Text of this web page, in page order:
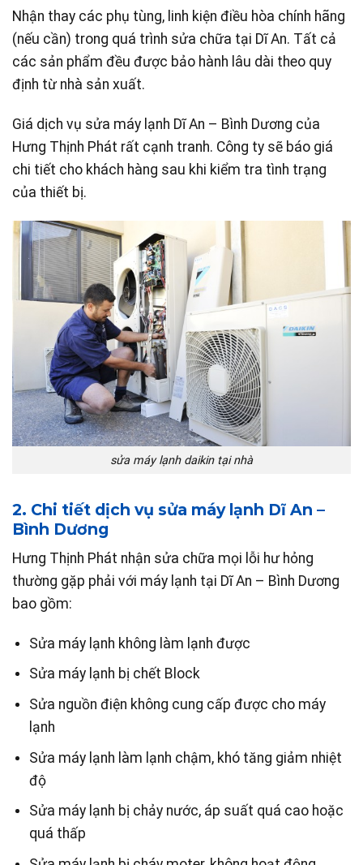
Nhận thay các phụ tùng, linh kiện điều hòa chính hãng
(nếu cần) trong quá trình sửa chữa tại Dĩ An. Tất cả
các sản phẩm đều được bảo hành lâu dài theo quy
định từ nhà sản xuất.
Giá dịch vụ sửa máy lạnh Dĩ An – Bình Dương của
Hưng Thịnh Phát rất cạnh tranh. Công ty sẽ báo giá
chi tiết cho khách hàng sau khi kiểm tra tình trạng
của thiết bị.
sửa máy lạnh daikin tại nhà
2. Chi tiết dịch vụ sửa máy lạnh Dĩ An –
Bình Dương
Hưng Thịnh Phát nhận sửa chữa mọi lỗi hư hỏng
thường gặp phải với máy lạnh tại Dĩ An – Bình Dương
bao gồm:
Sửa máy lạnh không làm lạnh được
Sửa máy lạnh bị chết Block
Sửa nguồn điện không cung cấp được cho máy
lạnh
Sửa máy lạnh làm lạnh chậm, khó tăng giảm nhiệt
độ
Sửa máy lạnh bị chảy nước, áp suất quá cao hoặc
quá thấp